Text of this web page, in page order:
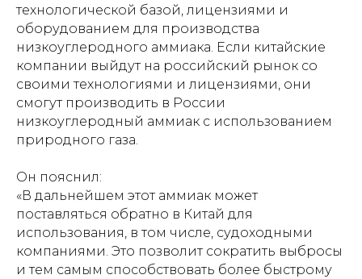
технологической базой, лицензиями и
оборудованием для производства
низкоуглеродного аммиака. Если китайские
компании выйдут на российский рынок со
своими технологиями и лицензиями, они
смогут производить в России
низкоуглеродный аммиак с использованием
природного газа.
Он пояснил:
«В дальнейшем этот аммиак может
поставляться обратно в Китай для
использования, в том числе, судоходными
компаниями. Это позволит сократить выбросы
и тем самым способствовать более быстрому